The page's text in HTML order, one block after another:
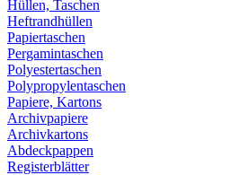
Hüllen, Taschen
Heftrandhüllen
Papiertaschen
Pergamintaschen
Polyestertaschen
Polypropylentaschen
Papiere, Kartons
Archivpapiere
Archivkartons
Abdeckpappen
Registerblätter